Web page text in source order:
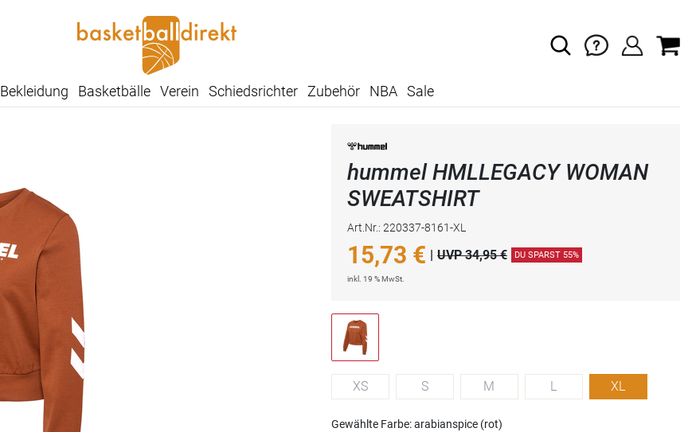
Bekleidung Basketbälle Verein Schiedsrichter Zubehör NBA Sale
hummel HMLLEGACY WOMAN
SWEATSHIRT
Art.Nr.: 220337-8161-XL
15,73 € | UVP 34,95 € DU SPARST 55%
inkl. 19 % MwSt.
XS S M L XL
Gewählte Farbe: arabianspice (rot)